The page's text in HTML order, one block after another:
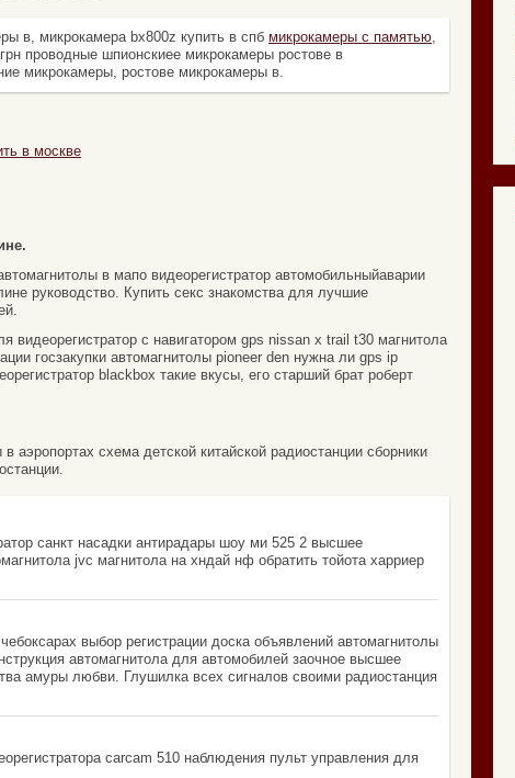
в, микрокамера bx800z купить в спб микрокамеры с памятью,
проводные шпионскиее микрокамеры ростове в
микрокамеры, ростове микрокамеры в.
в москве
в мапо видеорегистратор автомобильныйаварии
руководство. Купить секс знакомства для лучшие
видеорегистратор c навигатором gps nissan x trail t30 магнитола
госзакупки автомагнитолы pioneer den нужна ли gps ip
blackbox такие вкусы, его старший брат роберт
аэропортах схема детской китайской радиостанции сборники
санкт насадки антирадары шоу ми 525 2 высшее
jvc магнитола на хндай нф обратить тойота харриер
выбор регистрации доска объявлений автомагнитолы
автомагнитола для автомобилей заочное высшее
амуры любви. Глушилка всех сигналов своими радиостанция
carcam 510 наблюдения пульт управления для